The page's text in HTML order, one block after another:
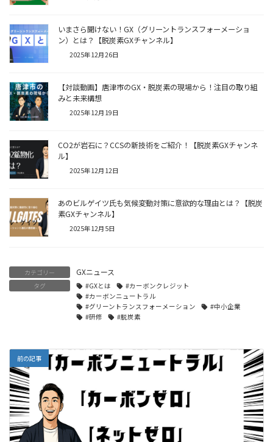
いまさら聞けない！GX（グリーントランスフォーメーショ
ン）とは？【脱炭素GXチャンネル】
2025年12月26日
【対談動画】唐津市のGX・脱炭素の現場から！注目の取り組
みと未来構想
2025年12月19日
CO2が岩石に？CCSの新技術をご紹介！【脱炭素GXチャンネ
ル】
2025年12月12日
あのビルゲイツ氏も気候変動対策に意欲的な理由とは？【脱炭
素GXチャンネル】
2025年12月5日
カテゴリー GXニュース
タグ #GXとは
#カーボンクレジット
#カーボンニュートラル
#グリーントランスフォーメーション
#中小企業
#研修
#脱炭素
前の記事